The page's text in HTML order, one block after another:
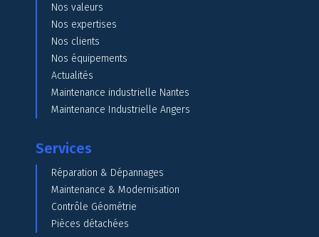
Nos valeurs
Nos expertises
Nos clients
Nos équipements
Actualités
Maintenance industrielle Nantes
Maintenance Industrielle Angers
Services
Réparation & Dépannages
Maintenance & Modernisation
Contrôle Géométrie
Pièces détachées